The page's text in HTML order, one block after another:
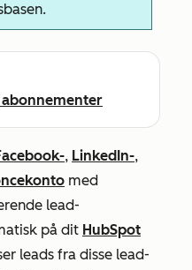
, LinkedIn-,
med
lead-
på dit HubSpot
leads fra disse lead-